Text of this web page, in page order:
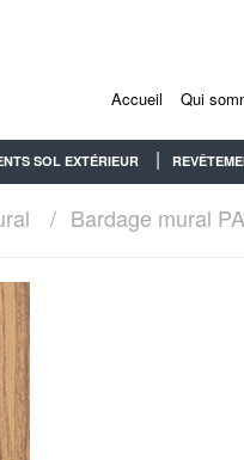
Accueil Qui
SOL EXTÉRIEUR
Bardage mural